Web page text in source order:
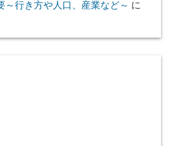
～行き方や人口、産業など～ に